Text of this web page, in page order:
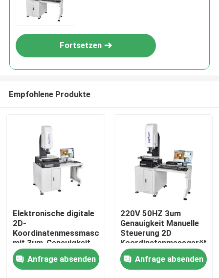
Zu Hause
Fortsetzen
Empfohlene Produkte
Elektronische digitale
2D-
Koordinatenmessmaschine
mit 3um-Genauigkeit
und manueller
Handsteuerung für die
Sichtprüfung 220V
Anfrage absenden
220V 50HZ 3um
Genauigkeit Manuelle
Steuerung 2D
Koordinatenmessgerät
Optisches Messgerät
Anfrage absenden